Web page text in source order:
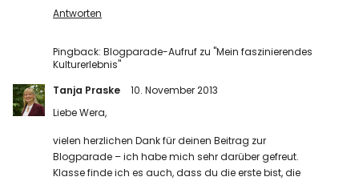
Antworten
Pingback:Blogparade-Aufruf zu "Mein faszinierendes
Kulturerlebnis"
Tanja Praske
10. November 2013
Liebe Wera,
vielen herzlichen Dank für deinen Beitrag zur
Blogparade – ich habe mich sehr darüber gefreut.
Klasse finde ich es auch, dass du die erste bist, die